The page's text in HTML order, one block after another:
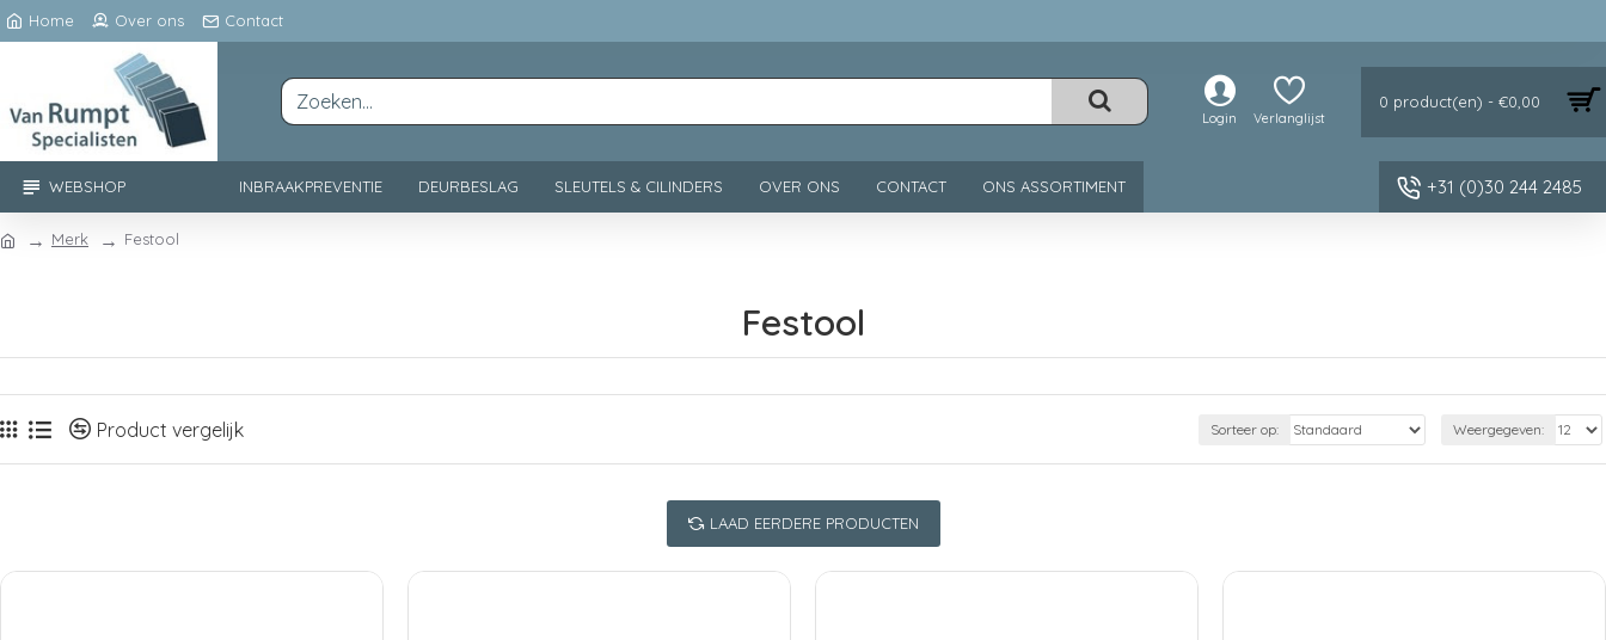
Home Over ons Contact
Login Verlanglijst
0 product(en) - €0,00
WEBSHOP INBRAAKPREVENTIE DEURBESLAG SLEUTELS & CILINDERS OVER ONS CONTACT ONS ASSORTIMENT +31 (0)30 244 2485
Merk Festool
Festool
Product vergelijk Sorteer op: Weergegeven:
LAAD EERDERE PRODUCTEN